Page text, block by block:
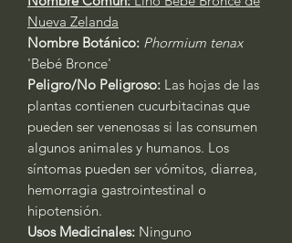
Nueva Zelanda
Nombre Botánico: Phormium tenax
'Bebé Bronce'
Peligro/No Peligroso: Las hojas de las
plantas contienen cucurbitacinas que
pueden ser venenosas si las consumen
algunos animales y humanos. Los
síntomas pueden ser vómitos, diarrea,
hemorragia gastrointestinal o
hipotensión.
Usos Medicinales: Ninguno